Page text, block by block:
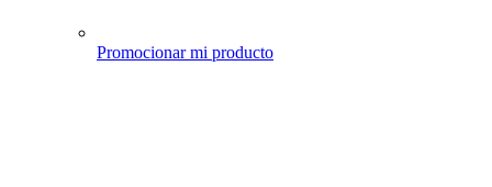
Promocionar mi producto